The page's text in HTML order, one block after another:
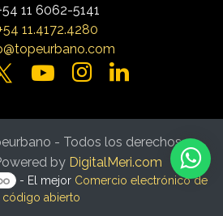
11 6062-5141
11.4172.4280
- Todos los derechos
by DigitalMeri.com
- El mejor Comercio electrónico de
código abierto